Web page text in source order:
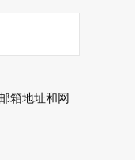
箱地址和网